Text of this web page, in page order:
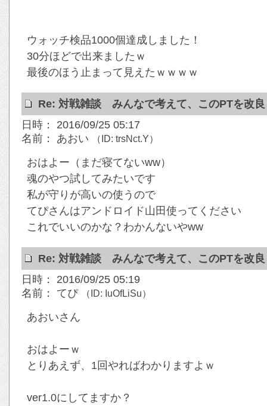
ウォッチ検品1000個達成しました！
30分ほどで出来ましたｗ
最後のほう止まって見えたｗｗｗｗ
Re: 対戦雑談 みんなで考えて、このPTを改
日時： 2016/09/25 05:17
名前： あおい
（ID: trsNct.Y）
おはよー（まだ寝てないww）
魂のやつ試してみたいです
私が守りが高いの使うので
てぴさんはアンドロイド山田使ってください
これでいいのかな？わかんないやww
Re: 対戦雑談 みんなで考えて、このPTを改
日時： 2016/09/25 05:19
名前： てぴ
（ID: IuOfLiSu）
あおいさん
おはよーｗ
とりあえず、1回やればわかりますよｗ
ver1.0にしてますか？